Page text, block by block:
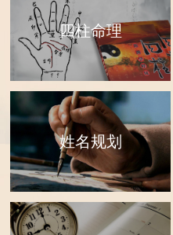
四柱命理
姓名规划